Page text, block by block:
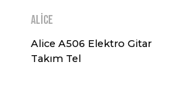
Alice
Alice A506 Elektro Gitar
Takım Tel